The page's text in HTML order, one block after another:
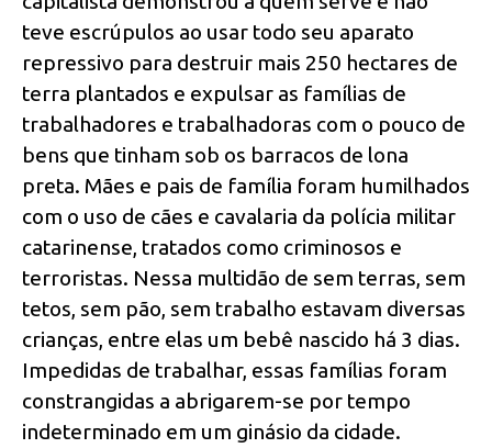
teve escrúpulos ao usar todo seu aparato
repressivo para destruir mais 250 hectares de
terra plantados e expulsar as famílias de
trabalhadores e trabalhadoras com o pouco de
bens que tinham sob os barracos de lona
preta. Mães e pais de família foram humilhados
com o uso de cães e cavalaria da polícia militar
catarinense, tratados como criminosos e
terroristas. Nessa multidão de sem terras, sem
tetos, sem pão, sem trabalho estavam diversas
crianças, entre elas um bebê nascido há 3 dias.
Impedidas de trabalhar, essas famílias foram
constrangidas a abrigarem-se por tempo
indeterminado em um ginásio da cidade.